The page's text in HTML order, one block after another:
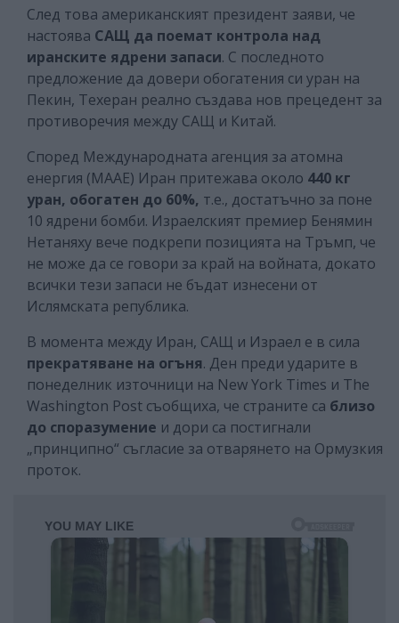
След това американският президент заяви, че
настоява САЩ да поемат контрола над
иранските ядрени запаси. С последното
предложение да довери обогатения си уран на
Пекин, Техеран реално създава нов прецедент за
противоречия между САЩ и Китай.
Според Международната агенция за атомна
енергия (МААЕ) Иран притежава около 440 кг
уран, обогатен до 60%, т.е., достатъчно за поне
10 ядрени бомби. Израелският премиер Бенямин
Нетаняху вече подкрепи позицията на Тръмп, че
не може да се говори за край на войната, докато
всички тези запаси не бъдат изнесени от
Ислямската република.
В момента между Иран, САЩ и Израел е в сила
прекратяване на огъня. Ден преди ударите в
понеделник източници на New York Times и The
Washington Post съобщиха, че страните са близо
до споразумение и дори са постигнали
„принципно“ съгласие за отварянето на Ормузкия
проток.